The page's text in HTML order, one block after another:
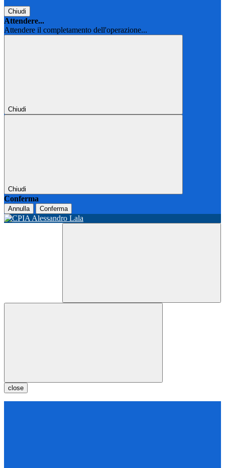
Chiudi
Attendere...
Attendere il completamento dell'operazione...
Chiudi
Chiudi
Conferma
Annulla Conferma
close